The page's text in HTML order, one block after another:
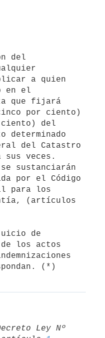
a quien
en el
que fijará
por ciento)
del
determinado
del Catastro
sus veces.
por el Código
para los
(artículos
los actos
(*)
Ley Nº